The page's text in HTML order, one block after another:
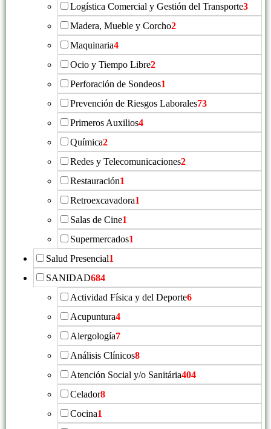
Logística Comercial y Gestión del Transporte3
Madera, Mueble y Corcho2
Maquinaria4
Ocio y Tiempo Libre2
Perforación de Sondeos1
Prevención de Riesgos Laborales73
Primeros Auxilios4
Química2
Redes y Telecomunicaciones2
Restauración1
Retroexcavadora1
Salas de Cine1
Supermercados1
Salud Presencial1
SANIDAD684
Actividad Física y del Deporte6
Acupuntura4
Alergología7
Análisis Clínicos8
Atención Social y/o Sanitária404
Celador8
Cocina1